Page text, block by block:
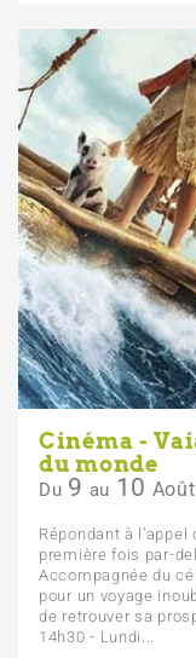
Cinéma -
du monde
Du 9 au 10 Août
Répondant à l’appel
première fois par-
Accompagnée du
pour un voyage
de retrouver sa
14h30 - Lundi...